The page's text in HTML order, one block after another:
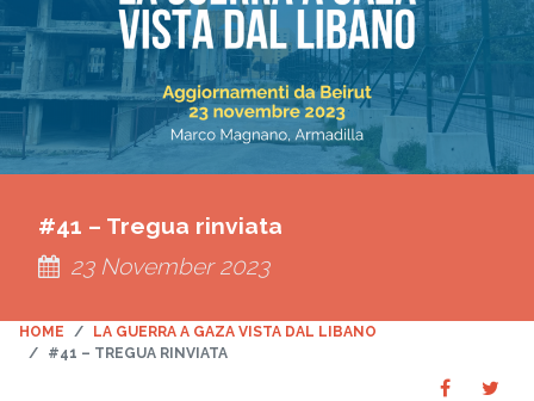
#41 – Tregua rinviata
23 November 2023
HOME
LA GUERRA A GAZA VISTA DAL LIBANO
#41 – TREGUA RINVIATA
Share